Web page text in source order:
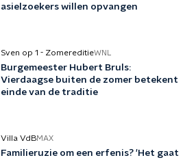
asielzoekers willen opvangen
Sven op 1 - ZomereditieWNL
Burgemeester Hubert Bruls:
Vierdaagse buiten de zomer betekent
einde van de traditie
Villa VdBMAX
Familieruzie om een erfenis? 'Het gaat